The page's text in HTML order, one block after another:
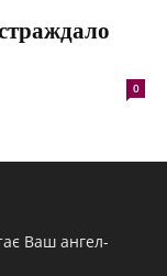
0
Ваш ангел-